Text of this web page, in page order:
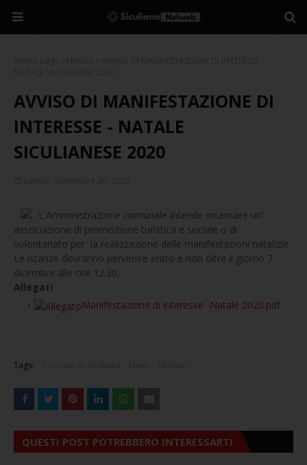
AVVISO DI MANIFESTAZIONE DI
INTERESSE - NATALE
SICULIANESE 2020
L'Amministrazione comunale intende incaricare un'
associazione di promozione turistica e sociale o di
volontariato per la realizzazione delle manifestazioni natalizie.
Le istanze dovranno pervenire entro e non oltre il giorno 7
dicembre alle ore 12.30.
Allegati
Manifestazione di interesse -Natale 2020.pdf
Tags:
QUESTI POST POTREBBERO INTERESSARTI